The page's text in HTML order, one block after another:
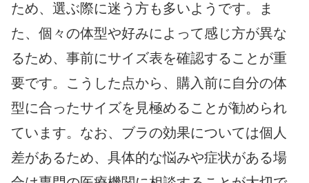
ため、選ぶ際に迷う方も多いようです。ま
た、個々の体型や好みによって感じ方が異な
るため、事前にサイズ表を確認することが重
要です。こうした点から、購入前に自分の体
型に合ったサイズを見極めることが勧められ
ています。なお、ブラの効果については個人
差があるため、具体的な悩みや症状がある場